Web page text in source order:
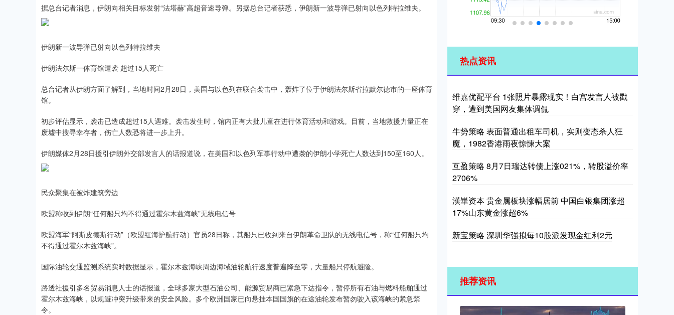
据总台记者消息，伊朗向相关目标发射“法塔赫”高超音速导弹。另据总台记者获悉，伊朗新一波导弹已射向以色列特拉维夫。
伊朗新一波导弹已射向以色列特拉维夫
伊朗法尔斯一体育馆遭袭 超过15人死亡
总台记者从伊朗方面了解到，当地时间2月28日，美国与以色列在联合袭击中，轰炸了位于伊朗法尔斯省拉默尔德市的一座体育
馆。
初步评估显示，袭击已造成超过15人遇难。袭击发生时，馆内正有大批儿童在进行体育活动和游戏。目前，当地救援力量正在
废墟中搜寻幸存者，伤亡人数恐将进一步上升。
伊朗媒体2月28日援引伊朗外交部发言人的话报道说，在美国和以色列军事行动中遭袭的伊朗小学死亡人数达到150至160人。
民众聚集在被炸建筑旁边
欧盟称收到伊朗“任何船只均不得通过霍尔木兹海峡”无线电信号
欧盟海军“阿斯皮德斯行动”（欧盟红海护航行动）官员28日称，其船只已收到来自伊朗革命卫队的无线电信号，称“任何船只均
不得通过霍尔木兹海峡”。
国际油轮交通监测系统实时数据显示，霍尔木兹海峡周边海域油轮航行速度普遍降至零，大量船只停航避险。
路透社援引多名贸易消息人士的话报道，全球多家大型石油公司、能源贸易商已紧急下达指令，暂停所有石油与燃料船舶通过
霍尔木兹海峡，以规避冲突升级带来的安全风险。多个欧洲国家已向悬挂本国国旗的在途油轮发布暂勿驶入该海峡的紧急禁
令。
热点资讯
维嘉优配平台 1张照片暴露现实！白宫发言人被戳
穿，遭到美国网友集体调侃
牛势策略 表面普通出租车司机，实则变态杀人狂
魔，1982香港雨夜惊悚大案
互盈策略 8月7日瑞达转债上涨021%，转股溢价率
2706%
漢崋资本 贵金属板块涨幅居前 中国白银集团涨超
17%山东黄金涨超6%
新宝策略 深圳华强拟每10股派发现金红利2元
推荐资讯